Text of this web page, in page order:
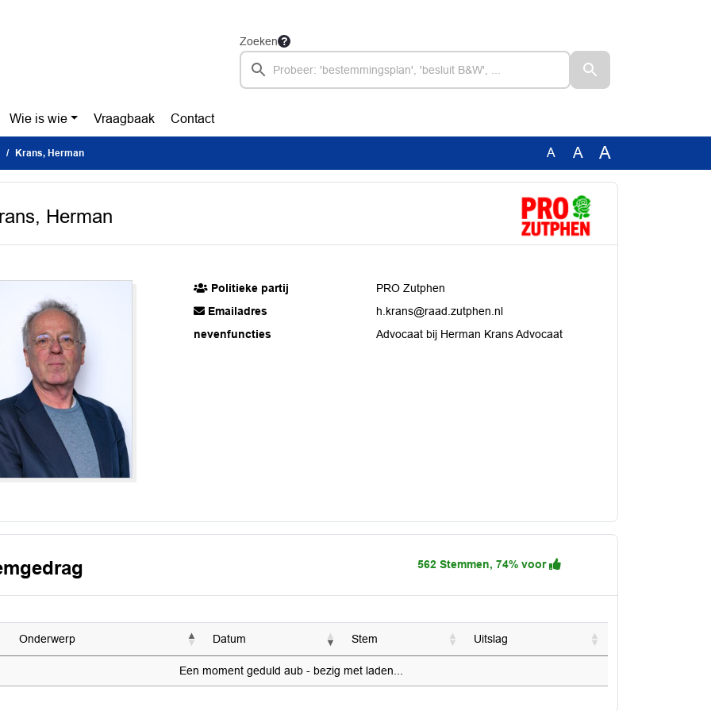
Zoeken
Wie is wie Vraagbaak Contact
Krans, Herman A A A
Herman
Politieke partij
PRO Zutphen
Emailadres
h.krans@raad.zutphen.nl
nevenfuncties
Advocaat bij Herman Krans Advocaat
562 Stemmen, 74% voor
Onderwerp Datum Stem Uitslag
Een moment geduld aub - bezig met laden...